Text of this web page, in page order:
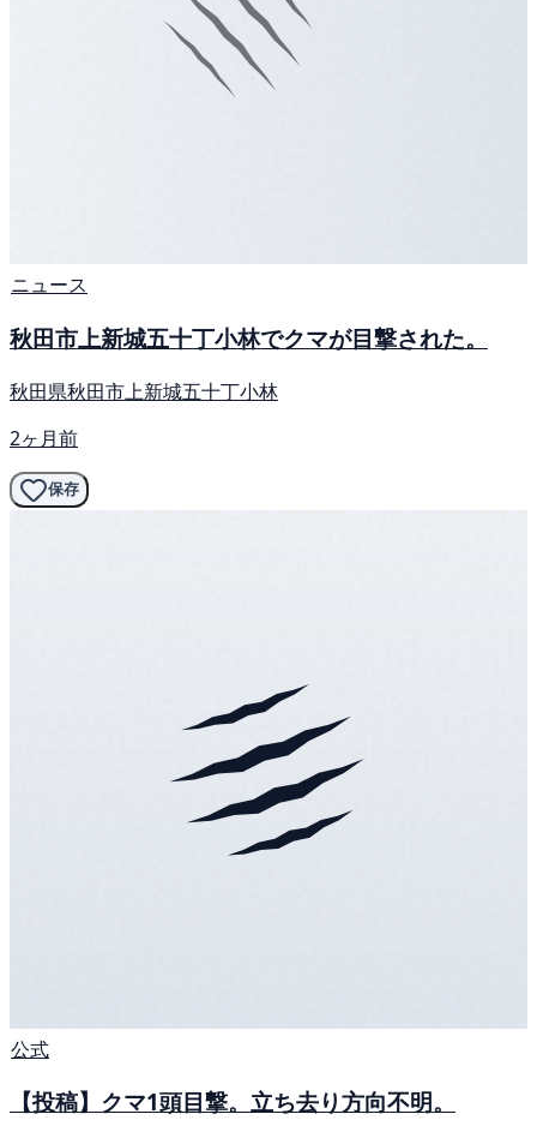
ニュース
秋田市上新城五十丁小林でクマが目撃された。
秋田県秋田市上新城五十丁小林
2ヶ月前
保存
公式
【投稿】クマ1頭目撃。立ち去り方向不明。